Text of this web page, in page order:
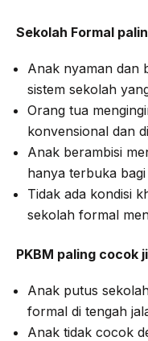
Sekolah Formal
Anak nyaman dan
sistem sekolah
Orang tua
konvensional dan
Anak berambisi
hanya terbuka
Tidak ada kondisi
sekolah formal
PKBM paling cocok
Anak putus
formal di tengah
Anak tidak cocok